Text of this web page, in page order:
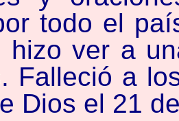
todo el
hizo ver a
Falleció a
Dios el 21